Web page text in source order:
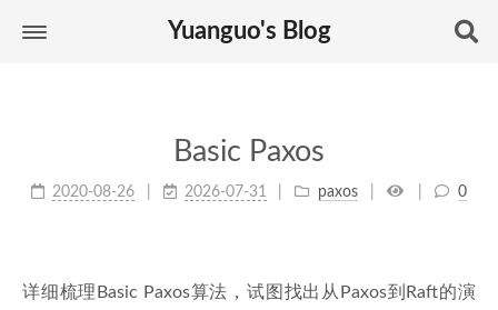
Yuanguo's Blog
Basic Paxos
2020-08-26 2026-07-31 paxos 0
详细梳理Basic Paxos算法，试图找出从Paxos到Raft的演